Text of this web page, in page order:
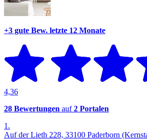
+3 gute Bew. letzte 12 Monate
4,36
28 Bewertungen auf2 Portalen
1.
Auf der Lieth 228, 33100 Paderborn